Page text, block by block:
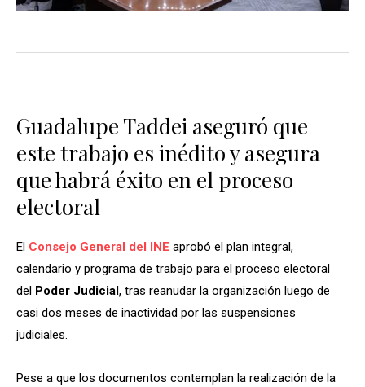
Guadalupe Taddei aseguró que
este trabajo es inédito y asegura
que habrá éxito en el proceso
electoral
El Consejo General del INE aprobó el plan integral,
calendario y programa de trabajo para el proceso electoral
del
Poder Judicial , tras reanudar la organización luego de
casi dos meses de inactividad por las suspensiones
judiciales.
Pese a que los documentos contemplan la realización de la